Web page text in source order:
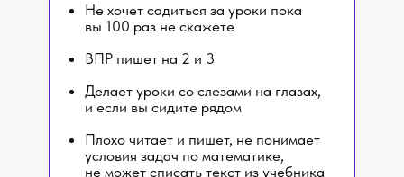
Не хочет садиться за уроки пока
вы 100 раз не скажете
ВПР пишет на 2 и 3
Делает уроки со слезами на глазах,
и если вы сидите рядом
Плохо читает и пишет, не понимает
условия задач по математике,
не может списать текст из учебника